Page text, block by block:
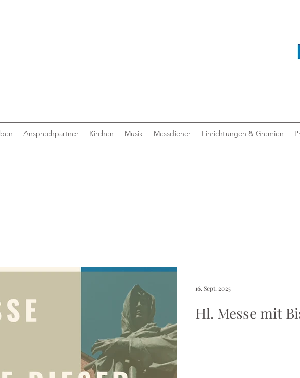
Ansprechpartner Kirchen Musik Messdiener Einrichtungen & Gremien
Hl. Messe mit
16. Sept. 2025